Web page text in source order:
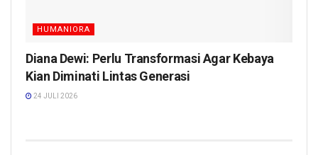
HUMANIORA
Diana Dewi: Perlu Transformasi Agar Kebaya
Kian Diminati Lintas Generasi
24 JULI 2026